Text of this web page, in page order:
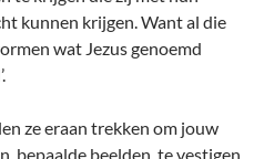
kunnen krijgen. Want al die
wat Jezus genoemd
ze eraan trekken om jouw
bepaalde beelden, te vestigen